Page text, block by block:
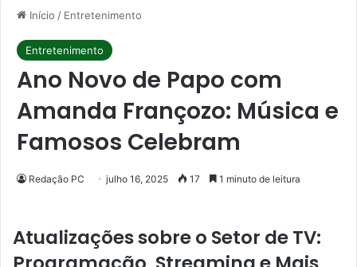
Início / Entretenimento
Entretenimento
Ano Novo de Papo com
Amanda Françozo: Música e
Famosos Celebram
Redação PC julho 16, 2025 17 1 minuto de leitura
Atualizações sobre o Setor de TV: